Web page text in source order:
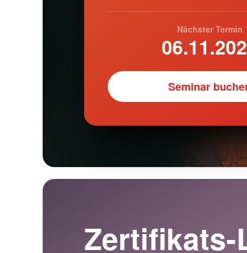
Nächster Termin
Seminar
Zertifikats-